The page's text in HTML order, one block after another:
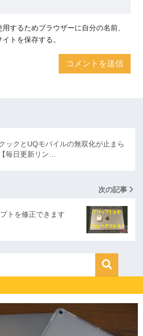
するためブラウザーに自分の名前、
トを保存する。
ックとUQモバイルの無双化が止まら
毎日更新リン…
次の記事
トを修正できます